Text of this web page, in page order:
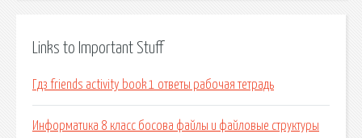
Links to Important Stuff
Гдз friends activity book 1 ответы рабочая тетрадь
Информатика 8 класс босова файлы и файловые структуры